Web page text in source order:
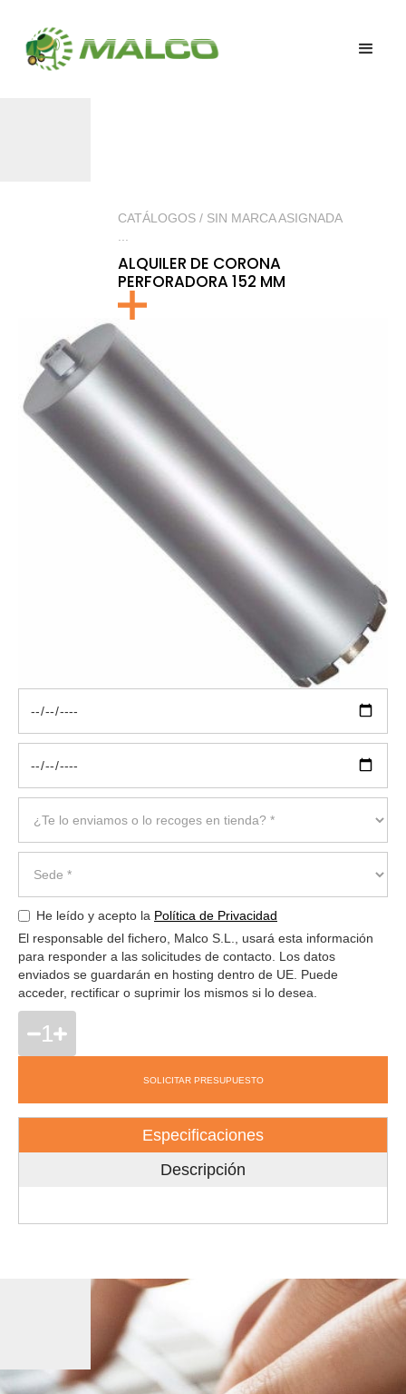
CATÁLOGOS / SIN MARCA ASIGNADA
ALQUILER DE CORONA
PERFORADORA 152 MM
He leído y acepto la Política de Privacidad
El responsable del fichero, Malco S.L., usará esta información
para responder a las solicitudes de contacto. Los datos
enviados se guardarán en hosting dentro de UE. Puede
acceder, rectificar o suprimir los mismos si lo desea.
1
SOLICITAR PRESUPUESTO
Especificaciones
Descripción